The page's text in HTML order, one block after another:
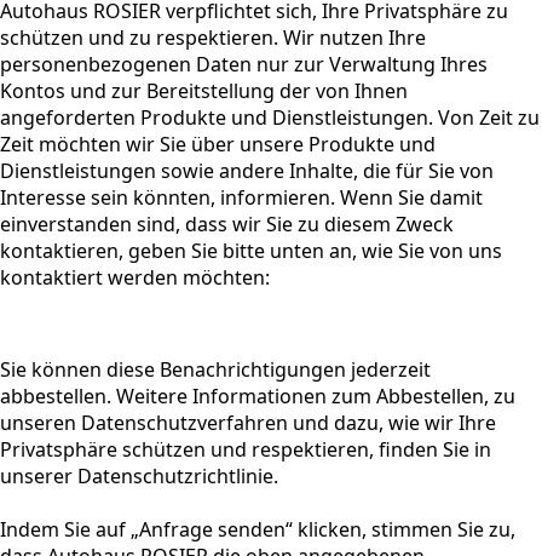
Autohaus ROSIER verpflichtet sich, Ihre Privatsphäre zu
schützen und zu respektieren. Wir nutzen Ihre
personenbezogenen Daten nur zur Verwaltung Ihres
Kontos und zur Bereitstellung der von Ihnen
angeforderten Produkte und Dienstleistungen. Von Zeit zu
Zeit möchten wir Sie über unsere Produkte und
Dienstleistungen sowie andere Inhalte, die für Sie von
Interesse sein könnten, informieren. Wenn Sie damit
einverstanden sind, dass wir Sie zu diesem Zweck
kontaktieren, geben Sie bitte unten an, wie Sie von uns
kontaktiert werden möchten:
Sie können diese Benachrichtigungen jederzeit
abbestellen. Weitere Informationen zum Abbestellen, zu
unseren Datenschutzverfahren und dazu, wie wir Ihre
Privatsphäre schützen und respektieren, finden Sie in
unserer Datenschutzrichtlinie.
Indem Sie auf „Anfrage senden“ klicken, stimmen Sie zu,